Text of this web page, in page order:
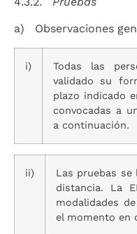
a) Observaciones
i)
Todas las
validado su
plazo indicado
convocadas a
a continuación.
ii)
Las pruebas se
distancia. La
modalidades
el momento en